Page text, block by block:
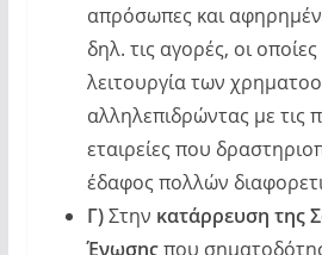
απρόσωπες και
δηλ. τις αγορές, οι
λειτουργία των
αλληλεπιδρώντας με τις
εταιρείες που
έδαφος πολλών
Γ)Στην κατάρρευση της
Ένωσηςπου